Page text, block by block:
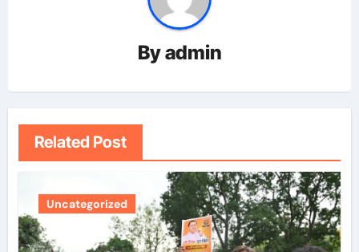
Byadmin
Related Post
Uncategorized